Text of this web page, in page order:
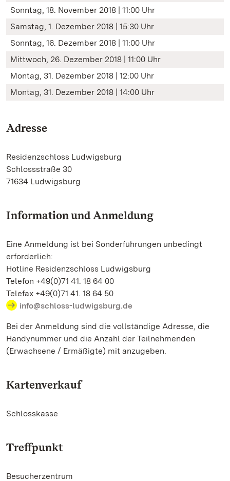
Sonntag, 18. November 2018 | 11:00 Uhr
Samstag, 1. Dezember 2018 | 15:30 Uhr
Sonntag, 16. Dezember 2018 | 11:00 Uhr
Mittwoch, 26. Dezember 2018 | 11:00 Uhr
Montag, 31. Dezember 2018 | 12:00 Uhr
Montag, 31. Dezember 2018 | 14:00 Uhr
Adresse
Residenzschloss Ludwigsburg
Schlossstraße 30
71634 Ludwigsburg
Information und Anmeldung
Eine Anmeldung ist bei Sonderführungen unbedingt
erforderlich:
Hotline Residenzschloss Ludwigsburg
Telefon +49(0)71 41. 18 64 00
Telefax +49(0)71 41. 18 64 50
info@schloss-ludwigsburg.de
Bei der Anmeldung sind die vollständige Adresse, die
Handynummer und die Anzahl der Teilnehmenden
(Erwachsene / Ermäßigte) mit anzugeben.
Kartenverkauf
Schlosskasse
Treffpunkt
Besucherzentrum